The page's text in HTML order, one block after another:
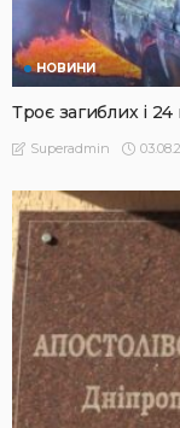
НОВИНИ
Троє загиблих і
Superadmin